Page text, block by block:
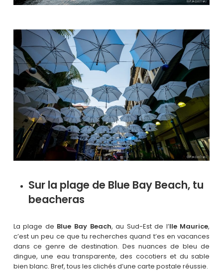
Sur la plage de Blue Bay Beach, tu
beacheras
La plage de Blue Bay Beach, au Sud-Est de l’Ile Maurice,
c’est un peu ce que tu recherches quand t’es en vacances
dans ce genre de destination. Des nuances de bleu de
dingue, une eau transparente, des cocotiers et du sable
bien blanc. Bref, tous les clichés d’une carte postale réussie.